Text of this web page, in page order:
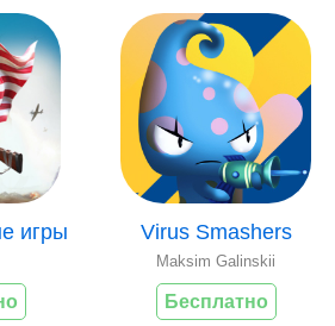
игры Virus Smashers
Maksim Galinskii
Бесплатно